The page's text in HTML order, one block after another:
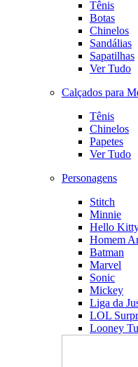
Tênis
Botas
Chinelos
Sandálias
Sapatilhas
Ver Tudo
Calçados para
Tênis
Chinelos
Papetes
Ver Tudo
Personagens
Stitch
Minnie
Hello
Homem
Batman
Marvel
Sonic
Mickey
Liga da
LOL
Looney